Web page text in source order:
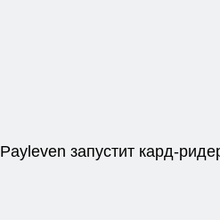
Payleven запустит кард-